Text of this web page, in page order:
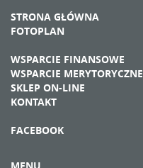
STRONA GŁÓWNA
FOTOPLAN
WSPARCIE FINANSOWE
WSPARCIE MERYTORYCZNE
SKLEP ON-LINE
KONTAKT
FACEBOOK